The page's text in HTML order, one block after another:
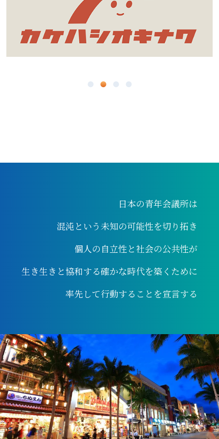
1月
5月
日本の青年会議所は
混沌という未知の可能性を切り拓き
個人の自立性と社会の公共性が
生き生きと協和する確かな時代を築くために
率先して行動することを宣言する